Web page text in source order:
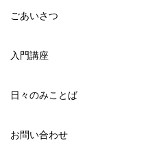
ごあいさつ
入門講座
日々のみことば
お問い合わせ